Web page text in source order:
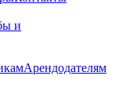
и
Арендодателям